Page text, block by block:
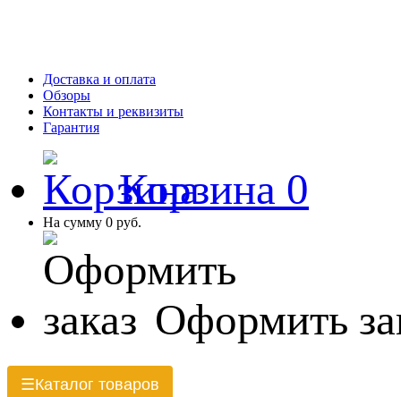
Доставка и оплата
Обзоры
Контакты и реквизиты
Гарантия
Корзина 0
На сумму 0 руб.
Оформить
☰Каталог товаров